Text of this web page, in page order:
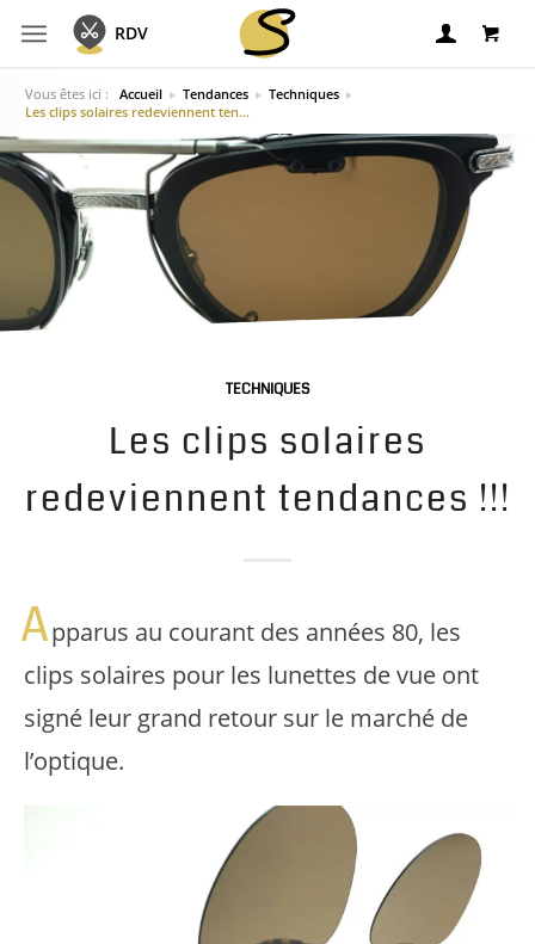
RDV
Vous êtes ici : Accueil Tendances
Techniques
Les clips solaires redeviennent tendances !!!
TECHNIQUES
Les clips solaires
redeviennent tendances !!!
Apparus au courant des années 80, les
clips solaires pour les lunettes de vue ont
signé leur grand retour sur le marché de
l’optique.
Panier
Votre panier est vide